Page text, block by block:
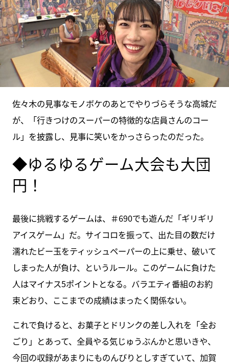
佐々木の見事なモノボケのあとでやりづらそうな高城だ
が、「行きつけのスーパーの特徴的な店員さんのコー
ル」を披露し、見事に笑いをかっさらったのだった。
◆ゆるゆるゲーム大会も大団
円！
最後に挑戦するゲームは、＃690でも遊んだ「ギリギリ
アイスゲーム」だ。サイコロを振って、出た目の数だけ
濡れたビー玉をティッシュペーパーの上に乗せ、破いて
しまった人が負け、というルール。このゲームに負けた
人はマイナス5ポイントとなる。バラエティ番組のお約
束どおり、ここまでの成績はまったく関係ない。
これで負けると、お菓子とドリンクの差し入れを「全お
ごり」とあって、全員やる気じゅうぶんかと思いきや、
今回の収録があまりにものんびりとしすぎていて、加賀